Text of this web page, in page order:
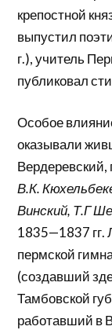
крепостной
выпустил
г.), учитель
публиковал
Особое
оказывали
В.К.
Винский, Т.Г
1835—1837 гг.
пермской
(создавший
Тамбовской
работавший в